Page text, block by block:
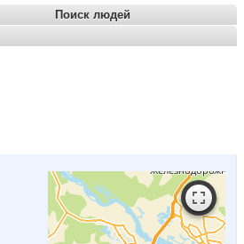
Поиск людей